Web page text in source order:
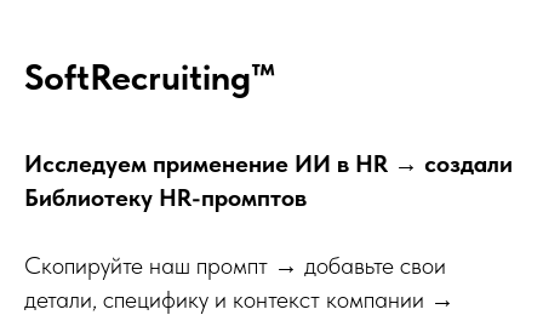
SoftRecruiting™
Исследуем применение ИИ в HR → создали
Библиотеку HR-промптов
Скопируйте наш промпт → добавьте свои
детали, специфику и контекст компании →